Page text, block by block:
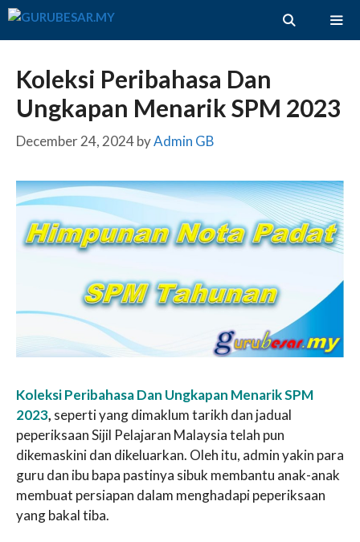
Skip
Koleksi Peribahasa Dan
Ungkapan Menarik SPM 2023
December 24, 2024byAdmin GB
Koleksi Peribahasa Dan Ungkapan Menarik SPM
2023, seperti yang dimaklum tarikh dan jadual
peperiksaan Sijil Pelajaran Malaysia telah pun
dikemaskini dan dikeluarkan. Oleh itu, admin yakin para
guru dan ibu bapa pastinya sibuk membantu anak-anak
membuat persiapan dalam menghadapi peperiksaan
yang bakal tiba.